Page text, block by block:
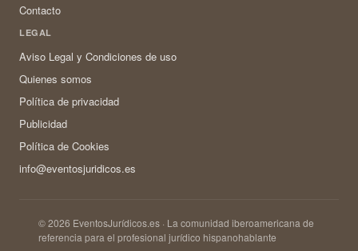
Contacto
LEGAL
Aviso Legal y Condiciones de uso
Quienes somos
Política de privacidad
Publicidad
Política de Cookies
info@eventosjuridicos.es
© 2026 EventosJurídicos.es · La comunidad iberoamericana de
referencia para el profesional jurídico hispanohablante